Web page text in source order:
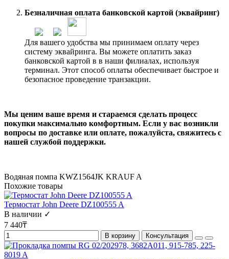
Безналичная оплата банковской картой (эквайринг)
Для вашего удобства мы принимаем оплату через
систему эквайринга. Вы можете оплатить заказ
банковской картой в в наши филиалах, используя
терминал. Этот способ оплаты обеспечивает быстрое и
безопасное проведение транзакции.
Мы ценим ваше время и стараемся сделать процесс
покупки максимально комфортным. Если у вас возникли
вопросы по доставке или оплате, пожалуйста, свяжитесь с
нашей службой поддержки.
Водяная помпа KWZ1564JK KRAUF A
Похожие товары
Термостат John Deere DZ100555 A
В наличии ✓
7 440₸
В корзину Консультация